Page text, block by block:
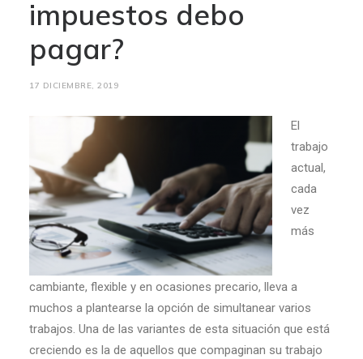
impuestos debo
pagar?
17 DICIEMBRE, 2019
El
trabajo
actual,
cada
vez
más
cambiante, flexible y en ocasiones precario, lleva a
muchos a plantearse la opción de simultanear varios
trabajos. Una de las variantes de esta situación que está
creciendo es la de aquellos que compaginan su trabajo